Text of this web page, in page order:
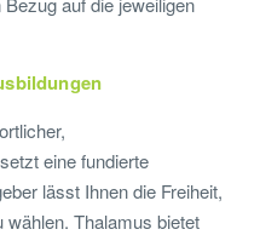
eine fundierte
lässt Ihnen die Freiheit,
Thalamus bietet